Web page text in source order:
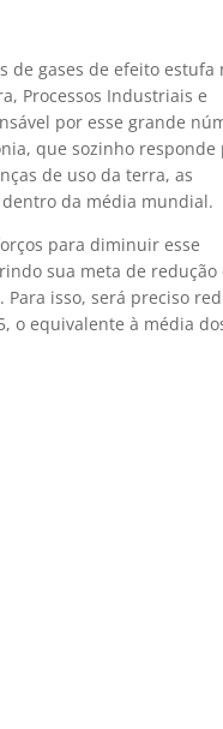
de gases de efeito estufa
Processos Industriais e
por esse grande
que sozinho responde
de uso da terra, as
da média mundial.
para diminuir esse
sua meta de redução
Para isso, será preciso
o equivalente à média